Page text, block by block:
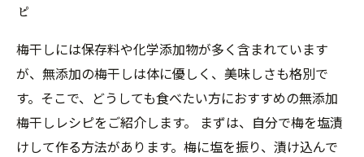
ピ
梅干しには保存料や化学添加物が多く含まれています
が、無添加の梅干しは体に優しく、美味しさも格別で
す。そこで、どうしても食べたい方におすすめの無添加
梅干しレシピをご紹介します。 まずは、自分で梅を塩漬
けして作る方法があります。梅に塩を振り、漬け込んで